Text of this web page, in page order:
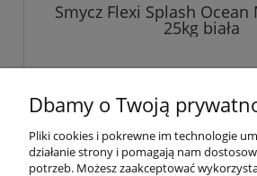
Smycz Flexi Splash
25kg biała
Pomoc
Dbamy o Twoją
Pliki cookies i pokrewne im technologie
działanie strony i pomagają nam
potrzeb. Możesz zaakceptować